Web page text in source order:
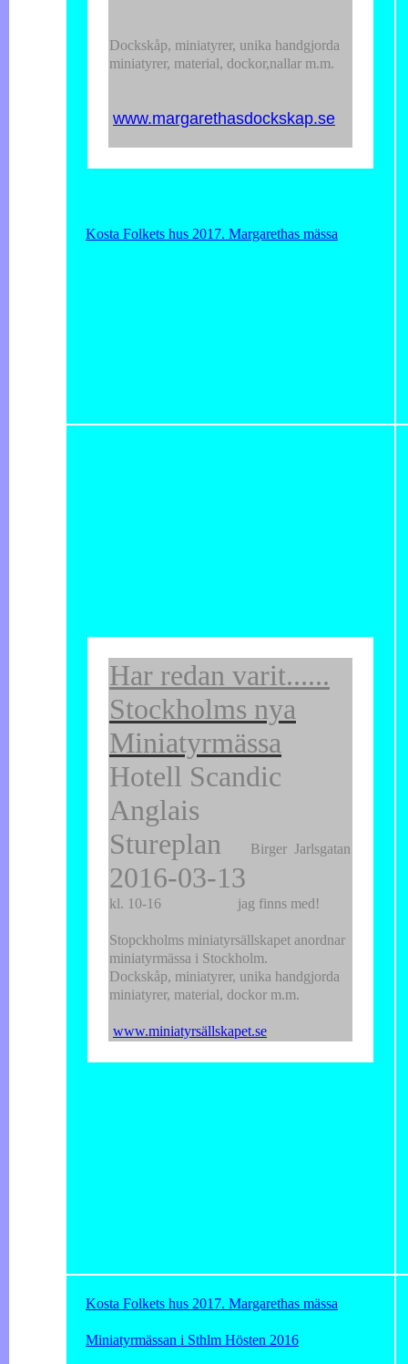
Dockskåp, miniatyrer, unika handgjorda
miniatyrer, material, dockor,nallar m.m.
www.margarethasdockskap.se
Kosta Folkets hus 2017. Margarethas mässa
Har redan varit......
Stockholms nya
Miniatyrmässa
Hotell Scandic
Anglais
Stureplan
Birger Jarlsgatan
2016-03-13
kl. 10-16 jag finns med!
Stopckholms miniatyrsällskapet anordnar
miniatyrmässa i Stockholm.
Dockskåp, miniatyrer, unika handgjorda
miniatyrer, material, dockor m.m.
www.miniatyrsällskapet.se
Kosta Folkets hus 2017. Margarethas mässa
Miniatyrmässan i Sthlm Hösten 2016